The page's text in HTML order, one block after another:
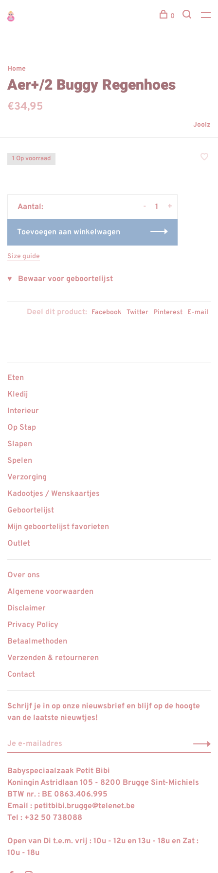
0
Home
Aer+/2 Buggy Regenhoes
€34,95
Joolz
1 Op voorraad
Aantal: +
-
Toevoegen aan winkelwagen
Size guide
♥ Bewaar voor geboortelijst
Deel dit product: Facebook Twitter Pinterest E-mail
Eten
Kledij
Interieur
Op Stap
Slapen
Spelen
Verzorging
Kadootjes / Wenskaartjes
Geboortelijst
Mijn geboortelijst favorieten
Outlet
Over ons
Algemene voorwaarden
Disclaimer
Privacy Policy
Betaalmethoden
Verzenden & retourneren
Contact
Schrijf je in op onze nieuwsbrief en blijf op de hoogte
van de laatste nieuwtjes!
Babyspeciaalzaak Petit Bibi
Koningin Astridlaan 105 - 8200 Brugge Sint-Michiels
BTW nr. : BE 0863.406.995
Email : petitbibi.brugge@telenet.be
Tel : +32 50 738088
Open van Di t.e.m. vrij : 10u - 12u en 13u - 18u en Zat :
10u - 18u